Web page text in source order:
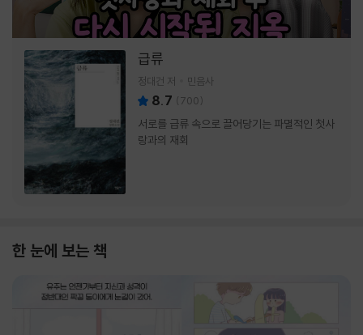
급류
정대건 저 민음사
8.7 (700)
서로를 급류 속으로 끌어당기는 파멸적인 첫사
랑과의 재회
한 눈에 보는 책